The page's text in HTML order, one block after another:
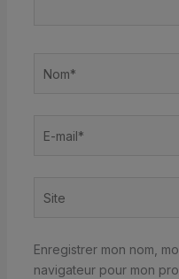
mail*
Enregistrer mon nom,
navigateur pour mon